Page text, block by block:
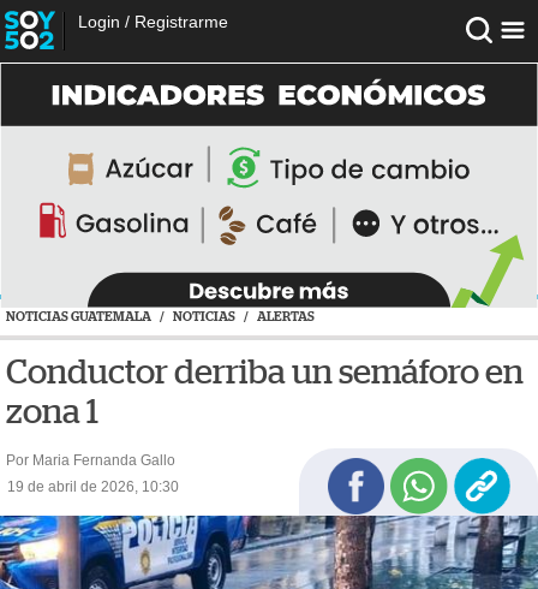
Login / Registrarme
NOTICIAS GUATEMALA / NOTICIAS / ALERTAS
Conductor derriba un semáforo en
zona 1
Por Maria Fernanda Gallo
19 de abril de 2026, 10:30